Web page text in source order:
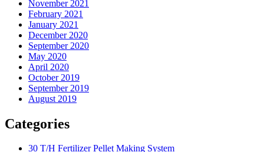
November 2021
February 2021
January 2021
December 2020
September 2020
May 2020
April 2020
October 2019
September 2019
August 2019
Categories
30 T/H Fertilizer Pellet Making System